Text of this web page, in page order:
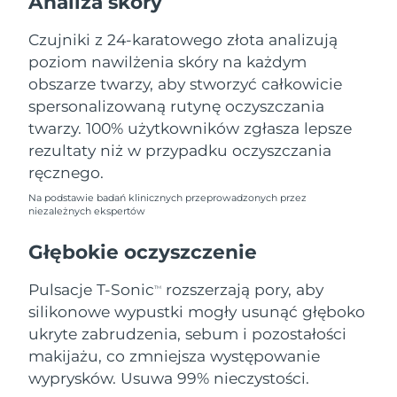
Czujniki z 24-karatowego złota analizują
poziom nawilżenia skóry na każdym
obszarze twarzy, aby stworzyć całkowicie
spersonalizowaną rutynę oczyszczania
twarzy. 100% użytkowników zgłasza lepsze
rezultaty niż w przypadku oczyszczania
ręcznego.
Na podstawie badań klinicznych przeprowadzonych przez
niezależnych ekspertów
Głębokie oczyszczenie
Pulsacje T-SonicTM
rozszerzają pory, aby
silikonowe wypustki mogły usunąć głęboko
ukryte zabrudzenia, sebum i pozostałości
makijażu, co zmniejsza występowanie
wyprysków. Usuwa 99% nieczystości.
Liban
Litwa
Oczekiwany czas dostawy
10/8/26
Luksemburg
Oczekiwany czas dostawy
10/8/26
SRA Makau (Chiny)
Malta
Meksyk
Oczekiwany czas dostawy
14/8/26
Monako
Oczekiwany czas dostawy